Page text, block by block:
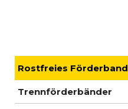
Rostfreies Förderband
Trennförderbänder